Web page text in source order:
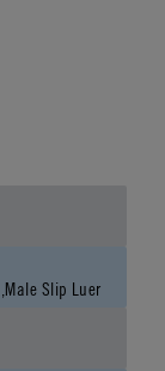
Male Slip Luer